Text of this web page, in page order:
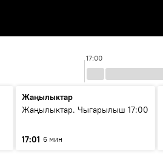
17:00
Жаңылыктар
Жаңылыктар. Чыгарылыш 17:00
17:01 6 мин